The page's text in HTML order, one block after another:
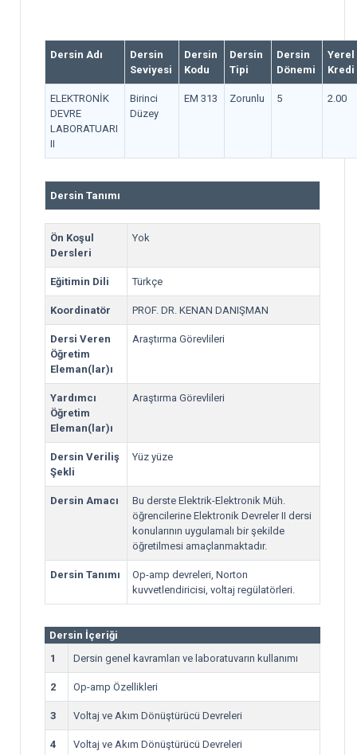
Dersin Adı
Dersin
Seviyesi
Dersin
Kodu
Dersin
Tipi
Dersin
Dönemi
Yerel
Kredi
ELEKTRONİK
DEVRE
LABORATUARI
II
Birinci
Düzey
EM 313 Zorunlu 5 2.00
Dersin Tanımı
Ön Koşul
Dersleri
Yok
Eğitimin Dili Türkçe
Koordinatör PROF. DR. KENAN DANIŞMAN
Dersi Veren
Öğretim
Eleman(lar)ı
Araştırma Görevlileri
Yardımcı
Öğretim
Eleman(lar)ı
Araştırma Görevlileri
Dersin Veriliş
Şekli
Yüz yüze
Dersin Amacı
Bu derste Elektrik-Elektronik Müh.
öğrencilerine Elektronik Devreler II dersi
konularının uygulamalı bir şekilde
öğretilmesi amaçlanmaktadır.
Dersin Tanımı
Op-amp devreleri, Norton
kuvvetlendiricisi, voltaj regülatörleri.
Dersin İçeriği
1
Dersin genel kavramları ve laboratuvarın kullanımı
2 Op-amp Özellikleri
3 Voltaj ve Akım Dönüştürücü Devreleri
4 Voltaj ve Akım Dönüştürücü Devreleri